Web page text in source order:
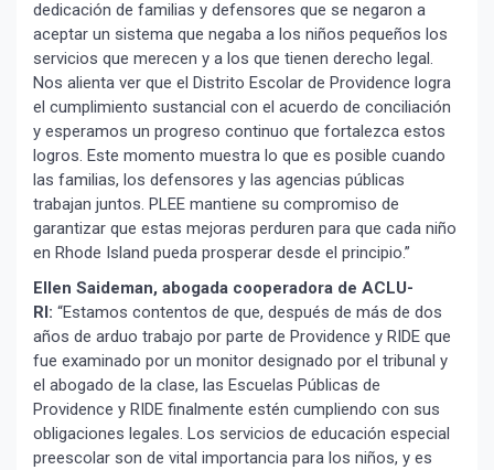
dedicación de familias y defensores que se negaron a
aceptar un sistema que negaba a los niños pequeños los
servicios que merecen y a los que tienen derecho legal.
Nos alienta ver que el Distrito Escolar de Providence logra
el cumplimiento sustancial con el acuerdo de conciliación
y esperamos un progreso continuo que fortalezca estos
logros. Este momento muestra lo que es posible cuando
las familias, los defensores y las agencias públicas
trabajan juntos. PLEE mantiene su compromiso de
garantizar que estas mejoras perduren para que cada niño
en Rhode Island pueda prosperar desde el principio.”
Ellen Saideman, abogada cooperadora de ACLU-
RI: “Estamos contentos de que, después de más de dos
años de arduo trabajo por parte de Providence y RIDE que
fue examinado por un monitor designado por el tribunal y
el abogado de la clase, las Escuelas Públicas de
Providence y RIDE finalmente estén cumpliendo con sus
obligaciones legales. Los servicios de educación especial
preescolar son de vital importancia para los niños, y es